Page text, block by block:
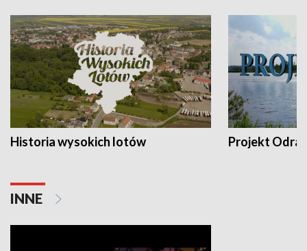
Historia wysokich lotów Projekt Odra
INNE